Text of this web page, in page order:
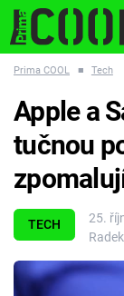
ESCAPE
Témata
Filmy
Prima COOL ■ Tech
TECH
25.
Apple a
tučnou